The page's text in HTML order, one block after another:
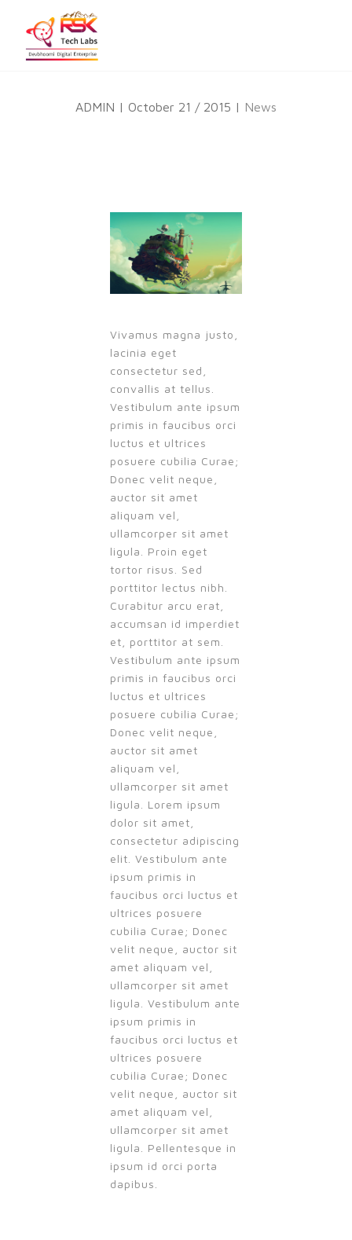
ADMIN | October 21 / 2015 | News
Vivamus magna justo,
lacinia eget
consectetur sed,
convallis at tellus.
Vestibulum ante ipsum
primis in faucibus orci
luctus et ultrices
posuere cubilia Curae;
Donec velit neque,
auctor sit amet
aliquam vel,
ullamcorper sit amet
ligula. Proin eget
tortor risus. Sed
porttitor lectus nibh.
Curabitur arcu erat,
accumsan id imperdiet
et, porttitor at sem.
Vestibulum ante ipsum
primis in faucibus orci
luctus et ultrices
posuere cubilia Curae;
Donec velit neque,
auctor sit amet
aliquam vel,
ullamcorper sit amet
ligula. Lorem ipsum
dolor sit amet,
consectetur adipiscing
elit. Vestibulum ante
ipsum primis in
faucibus orci luctus et
ultrices posuere
cubilia Curae; Donec
velit neque, auctor sit
amet aliquam vel,
ullamcorper sit amet
ligula. Vestibulum ante
ipsum primis in
faucibus orci luctus et
ultrices posuere
cubilia Curae; Donec
velit neque, auctor sit
amet aliquam vel,
ullamcorper sit amet
ligula. Pellentesque in
ipsum id orci porta
dapibus.